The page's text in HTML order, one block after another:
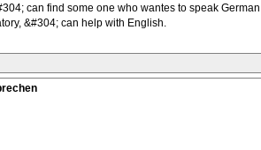
can find some one who wantes to speak German
&#304; can help with English.